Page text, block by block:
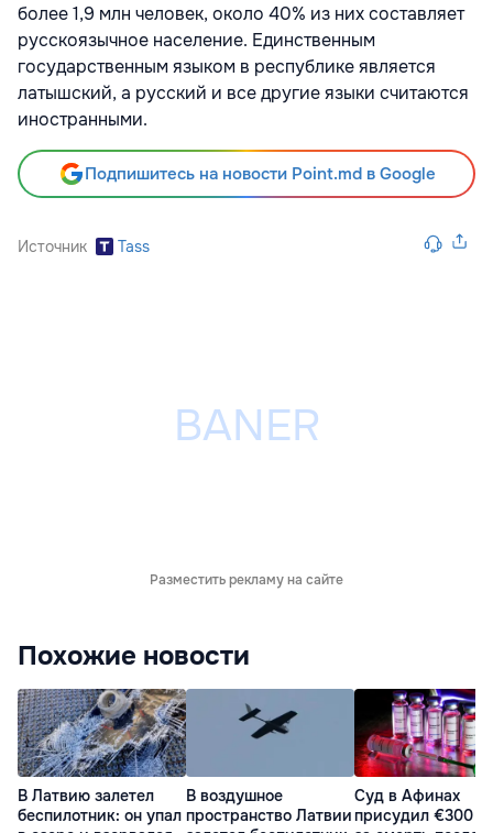
более 1,9 млн человек, около 40% из них составляет
русскоязычное население. Единственным
государственным языком в республике является
латышский, а русский и все другие языки считаются
иностранными.
Подпишитесь на новости Point.md в Google
Источник Tass
Разместить рекламу на сайте
Похожие новости
В Латвию залетел
беспилотник: он упал
В воздушное
пространство Латвии
Суд в Афинах
присудил €300